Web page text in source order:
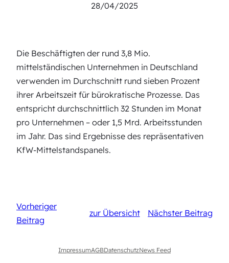
28/04/2025
Die Beschäftigten der rund 3,8 Mio.
mittelständischen Unternehmen in Deutschland
verwenden im Durchschnitt rund sieben Prozent
ihrer Arbeitszeit für bürokratische Prozesse. Das
entspricht durchschnittlich 32 Stunden im Monat
pro Unternehmen – oder 1,5 Mrd. Arbeitsstunden
im Jahr. Das sind Ergebnisse des repräsentativen
KfW-Mittelstandspanels.
Vorheriger
Beitrag
zur Übersicht Nächster Beitrag
ImpressumAGBDatenschutzNews Feed